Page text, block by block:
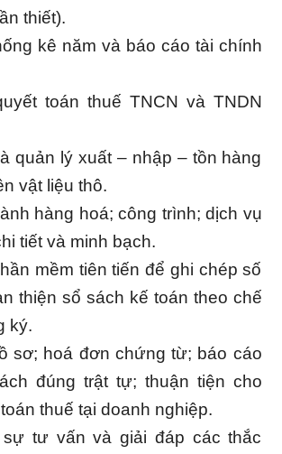
thiết).
kê năm và báo cáo tài chính
toán thuế TNCN và TNDN
quản lý xuất – nhập – tồn hàng
vật liệu thô.
hàng hoá; công trình; dịch vụ
tiết và minh bạch.
mềm tiên tiến để ghi chép số
thiện sổ sách kế toán theo chế
ký.
sơ; hoá đơn chứng từ; báo cáo
đúng trật tự; thuận tiện cho
thuế tại doanh nghiệp.
sự tư vấn và giải đáp các thắc